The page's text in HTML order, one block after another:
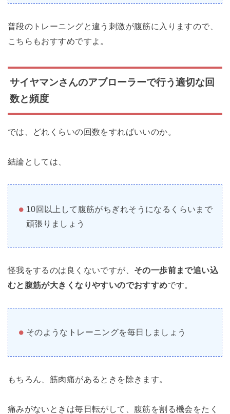
普段のトレーニングと違う刺激が腹筋に入りますので、
こちらもおすすめですよ。
サイヤマンさんのアブローラーで行う適切な回
数と頻度
では、どれくらいの回数をすればいいのか。
結論としては、
10回以上して腹筋がちぎれそうになるくらいまで
頑張りましょう
怪我をするのは良くないですが、 その一歩前まで追い込
むと腹筋が大きくなりやすいのでおすすめです。
そのようなトレーニングを毎日しましょう
もちろん、筋肉痛があるときを除きます。
痛みがないときは毎日転がして、腹筋を割る機会をたく